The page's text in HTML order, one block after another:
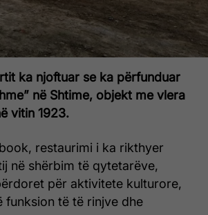
ka njoftuar se ka përfunduar
në Shtime, objekt me vlera
vitin 1923.
restaurimi i ka rikthyer
në shërbim të qytetarëve,
për aktivitete kulturore,
funksion të të rinjve dhe